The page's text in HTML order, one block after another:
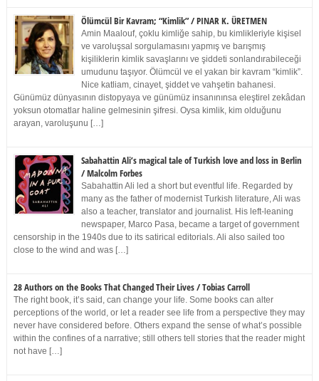
Ölümcül Bir Kavram; “Kimlik” / PINAR K. ÜRETMEN
Amin Maalouf, çoklu kimliğe sahip, bu kimlikleriyle kişisel
ve varoluşsal sorgulamasını yapmış ve barışmış
kişiliklerin kimlik savaşlarını ve şiddeti sonlandırabileceği
umudunu taşıyor. Ölümcül ve el yakan bir kavram “kimlik”.
Nice katliam, cinayet, şiddet ve vahşetin bahanesi.
Günümüz dünyasının distopyaya ve günümüz insanınınsa eleştirel zekâdan
yoksun otomatlar haline gelmesinin şifresi. Oysa kimlik, kim olduğunu
arayan, varoluşunu […]
Sabahattin Ali’s magical tale of Turkish love and loss in Berlin
/ Malcolm Forbes
Sabahattin Ali led a short but eventful life. Regarded by
many as the father of modernist Turkish literature, Ali was
also a teacher, translator and journalist. His left-leaning
newspaper, Marco Pasa, became a target of government
censorship in the 1940s due to its satirical editorials. Ali also sailed too
close to the wind and was […]
28 Authors on the Books That Changed Their Lives / Tobias Carroll
The right book, it’s said, can change your life. Some books can alter
perceptions of the world, or let a reader see life from a perspective they may
never have considered before. Others expand the sense of what’s possible
within the confines of a narrative; still others tell stories that the reader might
not have […]